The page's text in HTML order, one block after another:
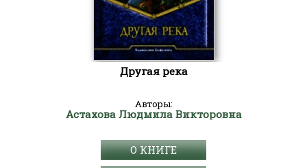
Другая река
Авторы:
Астахова Людмила Викторовна
О КНИГЕ